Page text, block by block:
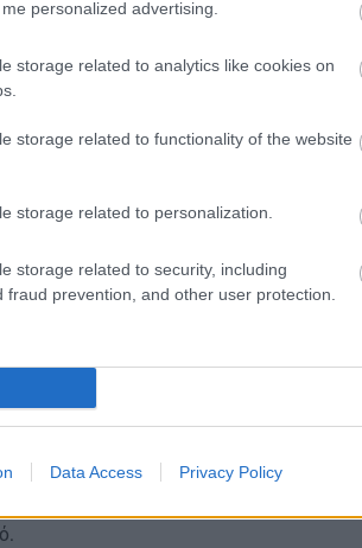
personalized advertising.
storage related to analytics like cookies on
storage related to functionality of the website
storage related to personalization.
storage related to security, including
prevention, and other user protection.
Data Access Privacy Policy
με το κόμμαΚαρυστιανού
ο